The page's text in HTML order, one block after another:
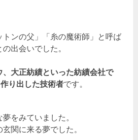
トンの父」「糸の魔術師」と呼ば
の出会いでした。
、大正紡績といった紡績会社で
り出した技術者です。
をみていました。
関に来る夢でした。